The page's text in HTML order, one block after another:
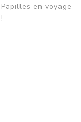
Papilles en voyage
!